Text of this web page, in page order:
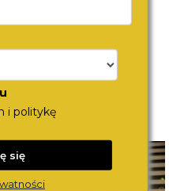
i politykę
się